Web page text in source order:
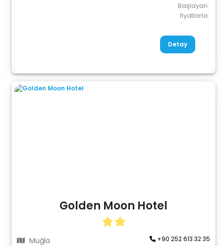
Başlayan
fiyatlarla
Detay
Golden Moon Hotel
Muğla +90 252 613 32 35